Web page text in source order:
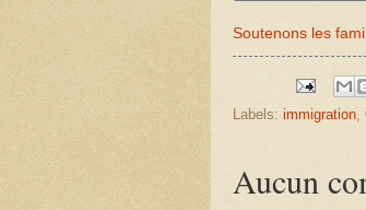
Soutenons les
Labels: immigration
Aucun